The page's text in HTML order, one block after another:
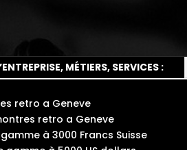
MÉTIERS, SERVICES :
retro a Geneve
retro a Geneve
à 3000 Francs Suisse